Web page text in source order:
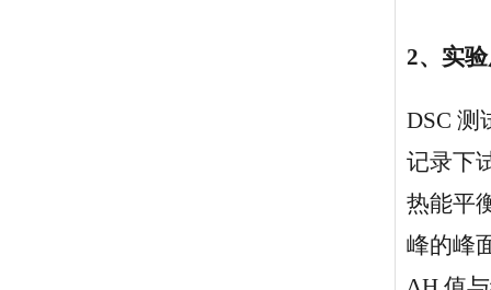
2、实
DSC 测
记录下
热能平
峰的峰